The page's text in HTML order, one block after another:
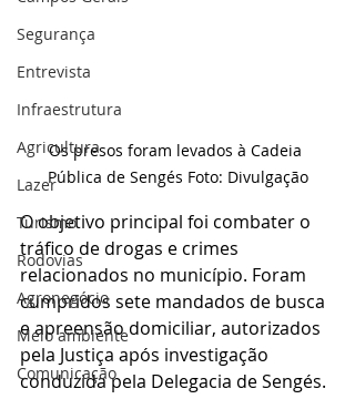
Segurança
Entrevista
Infraestrutura
Agricultura
Lazer
Turismo
Rodovias
Agronegócio
Meio ambiente
Comunicação
Os presos foram levados à Cadeia
Pública de Sengés Foto: Divulgação
O objetivo principal foi combater o
tráfico de drogas e crimes
relacionados no município. Foram
cumpridos sete mandados de busca
e apreensão domiciliar, autorizados
pela Justiça após investigação
conduzida pela Delegacia de Sengés.